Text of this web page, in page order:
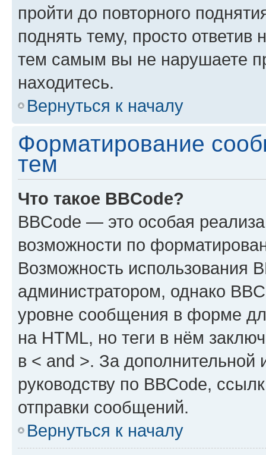
пройти до повторного
поднять тему, просто ответив
тем самым вы не нарушаете
находитесь.
Вернуться к началу
Форматирование
тем
Что такое BBCode?
BBCode — это особая
возможности по
Возможность использования
администратором, однако
уровне сообщения в форме
на HTML, но теги в нём
в < and >. За
руководству по BBCode,
отправки сообщений.
Вернуться к началу